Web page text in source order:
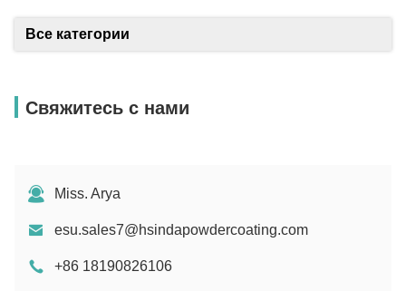
Все категории
Свяжитесь с нами
Miss. Arya
esu.sales7@hsindapowdercoating.com
+86 18190826106